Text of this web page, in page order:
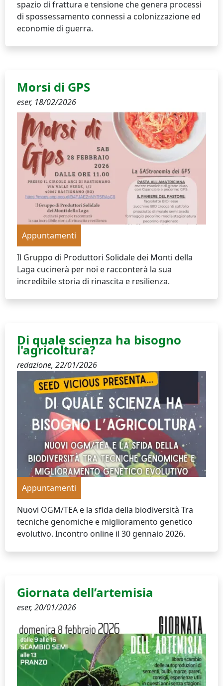
spazio di frattura e tensione che genera processi
di spossessamento connessi a colonizzazione ed
economie di guerra.
Morsi di GPS
eser, 18/02/2026
Appuntamenti
Il Gruppo di Produttori Solidale dei Monti della
Laga cucinerà per noi e racconterà la sua
incredibile storia di rinascita e resilienza.
Di quale scienza ha bisogno
l'agricoltura?
redazione, 22/01/2026
Appuntamenti
Nuovi OGM/TEA e la sfida della biodiversità Tra
tecniche genomiche e miglioramento genetico
evolutivo. Incontro online il 30 gennaio 2026.
Giornata dell’artemisia
eser, 20/01/2026